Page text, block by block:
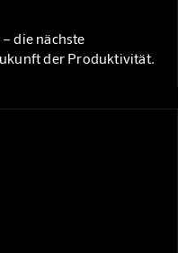
die nächste
der Produktivität.